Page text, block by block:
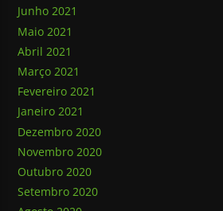
Junho 2021
Maio 2021
Abril 2021
Março 2021
Fevereiro 2021
Janeiro 2021
Dezembro 2020
Novembro 2020
Outubro 2020
Setembro 2020